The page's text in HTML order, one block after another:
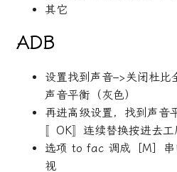
其它
ADB
设置找到声音–>关闭杜比
声音平衡（灰色）
再进高级设置，找到声音
〚OK〛连续替换按进去
选项 to fac 调成［M］串
视